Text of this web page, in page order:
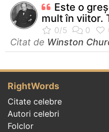
Este o
mult în viitor.
Citat de Winston
RightWords
Citate celebre
Autori celebri
Folclor